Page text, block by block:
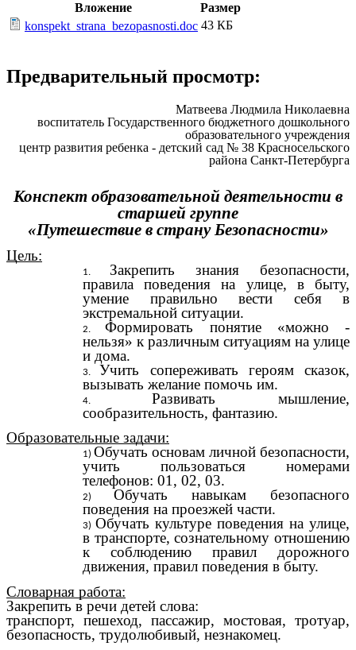
Вложение
Размер
konspekt_strana_bezopasnosti.doc 43 КБ
Предварительный просмотр:
Матвеева Людмила Николаевна
воспитатель Государственного бюджетного дошкольного
образовательного учреждения
центр развития ребенка - детский сад № 38 Красносельского
района Санкт-Петербурга
Конспект образовательной деятельности в
старшей группе
«Путешествие в страну Безопасности»
Цель:
Закрепить знания безопасности,
правила поведения на улице, в быту,
умение правильно вести себя в
экстремальной ситуации.
Формировать понятие «можно -
нельзя» к различным ситуациям на улице
и дома.
Учить сопереживать героям сказок,
вызывать желание помочь им.
Развивать мышление,
сообразительность, фантазию.
Образовательные задачи:
Обучать основам личной безопасности,
учить пользоваться номерами
телефонов: 01, 02, 03.
Обучать навыкам безопасного
поведения на проезжей части.
Обучать культуре поведения на улице,
в транспорте, сознательному отношению
к соблюдению правил дорожного
движения, правил поведения в быту.
Словарная работа:
Закрепить в речи детей слова:
транспорт, пешеход, пассажир, мостовая, тротуар,
безопасность, трудолюбивый, незнакомец.